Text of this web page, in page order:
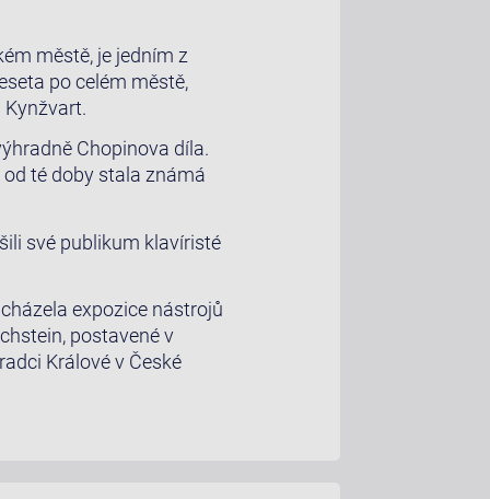
městě, je jedním z
po celém městě,
Chopinova díla.
té doby stala známá
své publikum klavíristé
expozice nástrojů
postavené v
Králové v České